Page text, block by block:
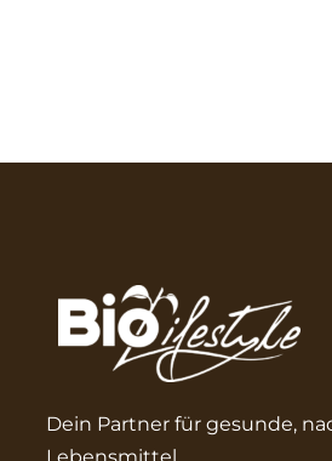
Dein Partner für gesunde,